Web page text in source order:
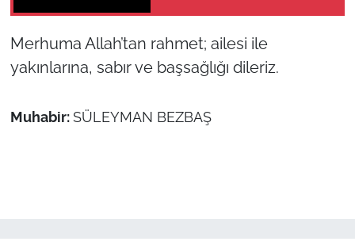
Merhuma Allah’tan rahmet; ailesi ile
yakınlarına, sabır ve başsağlığı dileriz.
Muhabir: SÜLEYMAN BEZBAŞ
Politika